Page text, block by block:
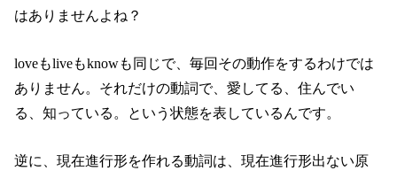
はありませんよね？
loveもliveもknowも同じで、毎回その動作をするわけでは
ありません。それだけの動詞で、愛してる、住んでい
る、知っている。という状態を表しているんです。
逆に、現在進行形を作れる動詞は、現在進行形出ない原